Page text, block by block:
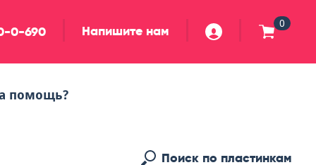
0-690 Напишите нам 0
помощь?